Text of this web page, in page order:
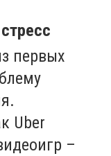
первых
Uber
–